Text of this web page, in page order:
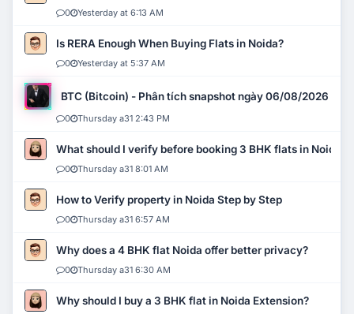
0 Yesterday at 6:13 AM
Is RERA Enough When Buying Flats in Noida?
0 Yesterday at 5:37 AM
BTC (Bitcoin) - Phân tích snapshot ngày 06/08/2026
0 Thursday a31 2:43 PM
What should I verify before booking 3 BHK flats in Noida?
0 Thursday a31 8:01 AM
How to Verify property in Noida Step by Step
0 Thursday a31 6:57 AM
Why does a 4 BHK flat Noida offer better privacy?
0 Thursday a31 6:30 AM
Why should I buy a 3 BHK flat in Noida Extension?